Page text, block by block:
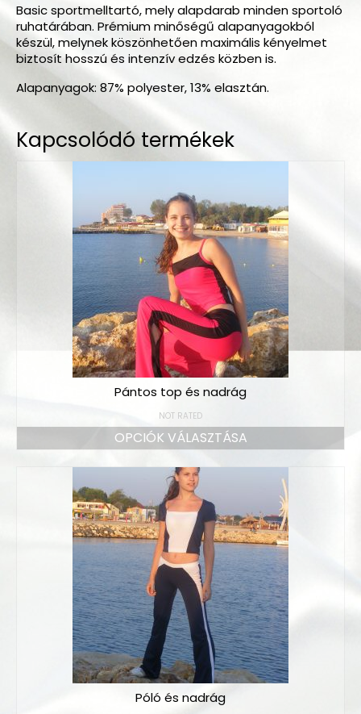
Basic sportmelltartó, mely alapdarab minden sportoló
ruhatárában. Prémium minőségű alapanyagokból
készül, melynek köszönhetően maximális kényelmet
biztosít hosszú és intenzív edzés közben is.
Alapanyagok: 87% polyester, 13% elasztán.
Kapcsolódó termékek
Pántos top és nadrág
NOT RATED
OPCIÓK VÁLASZTÁSA
Póló és nadrág